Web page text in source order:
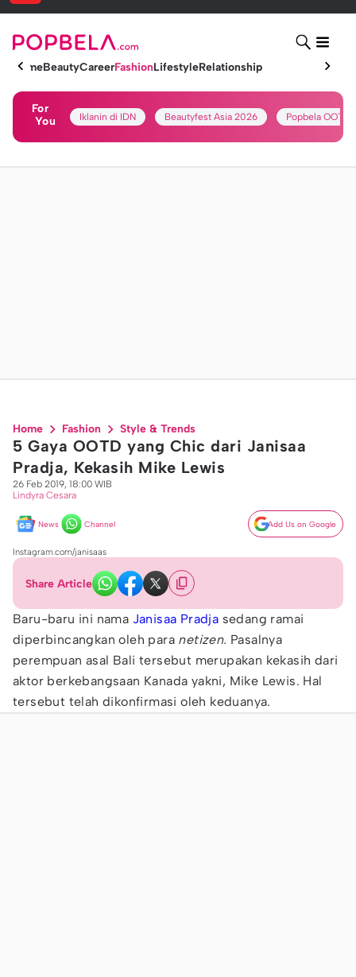
HomeBeautyCareerFashionLifestyleRelationship
For
You
Iklanin di IDN Beautyfest Asia 2026 Popbela OOTD
Home Fashion Style & Trends
5 Gaya OOTD yang Chic dari Janisaa
Pradja, Kekasih Mike Lewis
26 Feb 2019, 18:00 WIB
Lindyra Cesara
News Channel Add Us on Google
Instagram.com/janisaas
Share Article
Baru-baru ini nama Janisaa Pradja sedang ramai
diperbincangkan oleh para netizen. Pasalnya
perempuan asal Bali tersebut merupakan kekasih dari
aktor berkebangsaan Kanada yakni, Mike Lewis. Hal
tersebut telah dikonfirmasi oleh keduanya.